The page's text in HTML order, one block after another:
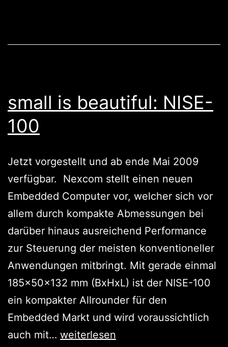
small is beautiful: NISE-
100
Jetzt vorgestellt und ab ende Mai 2009
verfügbar. Nexcom stellt einen neuen
Embedded Computer vor, welcher sich vor
allem durch kompakte Abmessungen bei
darüber hinaus ausreichend Performance
zur Steuerung der meisten konventioneller
Anwendungen mitbringt. Mit gerade einmal
185x50x132 mm (BxHxL) ist der NISE-100
ein kompakter Allrounder für den
Embedded Markt und wird voraussichtlich
auch mit… small
weiterlesen